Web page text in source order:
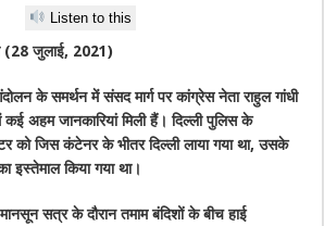
Listen to this
(28 जुलाई, 2021)
के समर्थन में संसद मार्ग पर कांग्रेस नेता राहुल गांधी
अहम जानकारियां मिली हैं। दिल्ली पुलिस के
को जिस कंटेनर के भीतर दिल्ली लाया गया था, उसके
इस्तेमाल किया गया था।
सत्र के दौरान तमाम बंदिशों के बीच हाई